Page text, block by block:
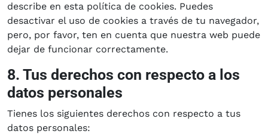
describe en esta política de cookies. Puedes
desactivar el uso de cookies a través de tu navegador,
pero, por favor, ten en cuenta que nuestra web puede
dejar de funcionar correctamente.
8. Tus derechos con respecto a los
datos personales
Tienes los siguientes derechos con respecto a tus
datos personales: